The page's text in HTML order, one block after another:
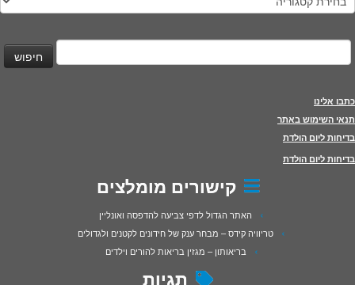
חיפוש:
כתבו אלינו
תנאי השימוש באתר
בדיחות ליום הולדת
בדיחות ליום הולדת
קישורים מומלצים
האתר הגדול לדפי צביעה להדפסה ואונליין
טריוויה קידס – מבחר ענק של חידונים לקטנים ולגדולים
בריאותון – מגזין בריאות להורים וילדים
תגיות